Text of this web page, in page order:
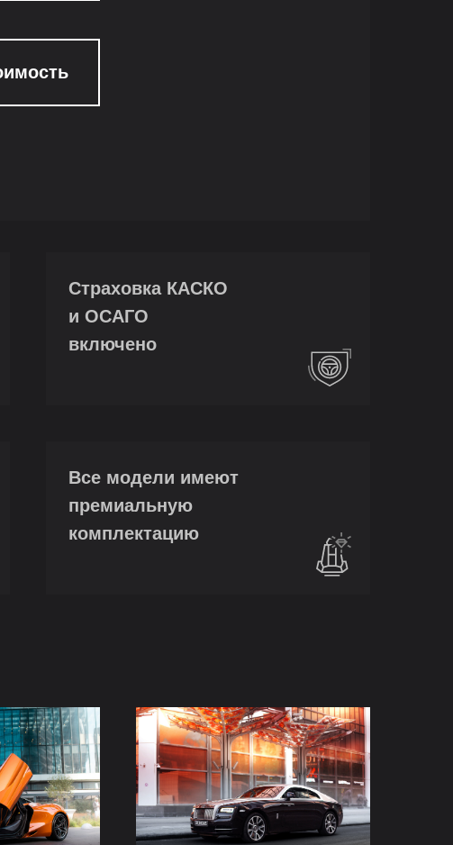
Страховка КАСКО
и ОСАГО
включено
Все модели имеют
премиальную
комплектацию